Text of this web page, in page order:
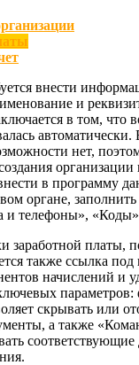
внести
и
в том, что
нет,
в программу
органе,
и телефоны»,
заработной платы,
также ссылка под
начислений и
скрывать или
а также